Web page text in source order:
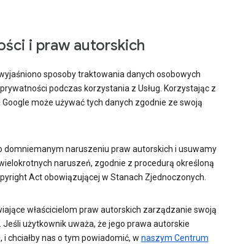
i praw autorskich
sposoby traktowania danych osobowych
podczas korzystania z Usług. Korzystając z
Google może używać tych danych zgodnie ze swoją
domniemanym naruszeniu praw autorskich i usuwamy
naruszeń, zgodnie z procedurą określoną
Act obowiązującej w Stanach Zjednoczonych.
właścicielom praw autorskich zarządzanie swoją
użytkownik uważa, że jego prawa autorskie
chciałby nas o tym powiadomić, w naszym Centrum